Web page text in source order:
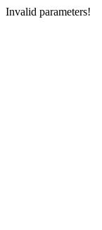
Invalid parameters!